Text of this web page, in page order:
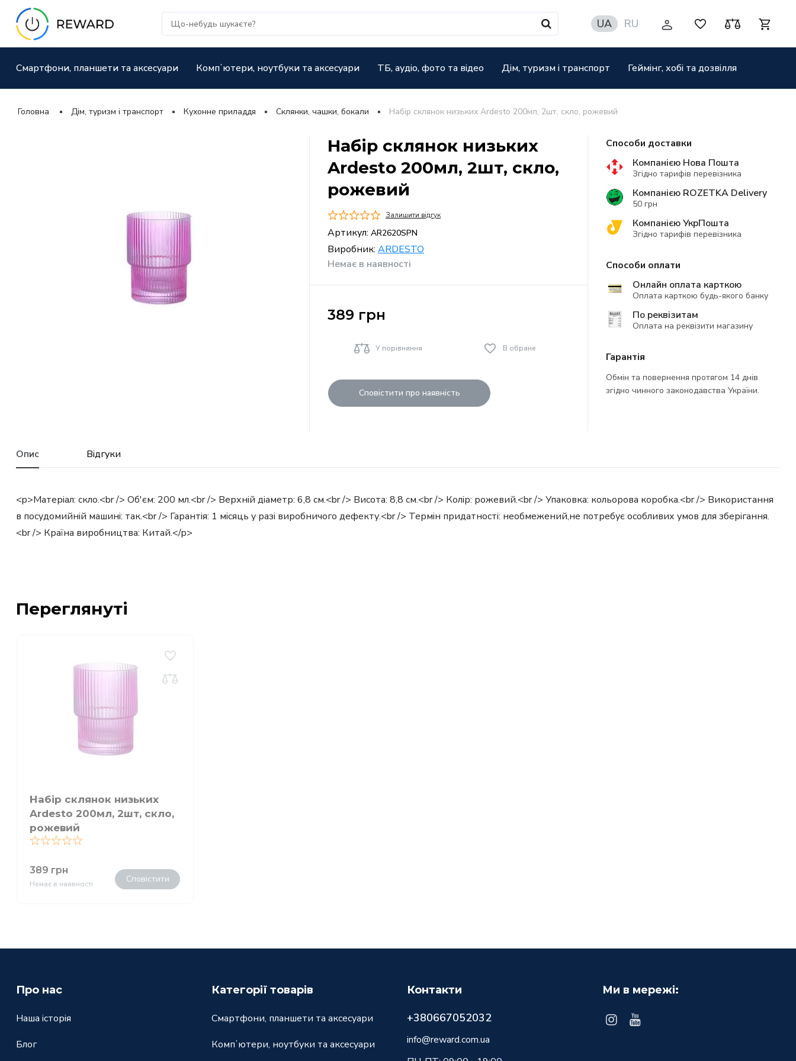
UA RU
Смартфони, планшети та аксесуари Компʼютери, ноутбуки та аксесуари ТБ, аудіо, фото та відео Дім, туризм і транспорт Геймінг, хобі та дозвілля
Головна Дім, туризм і транспорт Кухонне приладдя Склянки, чашки, бокали Набір склянок низьких Ardesto 200мл, 2шт, скло, рожевий
Набір склянок низьких
Ardesto 200мл, 2шт, скло,
рожевий
Залишити відгук
Артикул: AR2620SPN
Виробник: ARDESTO
Немає в наявності
389 грн
У порівняння В обране
Сповістити про наявність
Способи доставки
Компанією Нова Пошта
Згідно тарифів перевізника
Компанією ROZETKA Delivery
50 грн
Компанією УкрПошта
Згідно тарифів перевізника
Способи оплати
Онлайн оплата карткою
Оплата карткою будь-якого банку
По реквізитам
Оплата на реквізити магазину
Гарантія
Обмін та повернення протягом 14 днів
згідно чинного законодавства України.
Опис Відгуки
<p>Матеріал: скло.<br /> Об'єм: 200 мл.<br /> Верхній діаметр: 6,8 см.<br /> Висота: 8,8 см.<br /> Колір: рожевий.<br /> Упаковка: кольорова коробка.<br /> Використання
в посудомийній машині: так.<br /> Гарантія: 1 місяць у разі виробничого дефекту.<br /> Термін придатності: необмежений,не потребує особливих умов для зберігання.
<br /> Країна виробництва: Китай.</p>
Переглянуті
Набір склянок низьких
Ardesto 200мл, 2шт, скло,
рожевий
389 грн
Немає в наявності Сповістити
Про нас
Наша історія
Блог
Категорії товарів
Смартфони, планшети та аксесуари
Компʼютери, ноутбуки та аксесуари
Контакти
+380667052032
info@reward.com.ua
Ми в мережі: